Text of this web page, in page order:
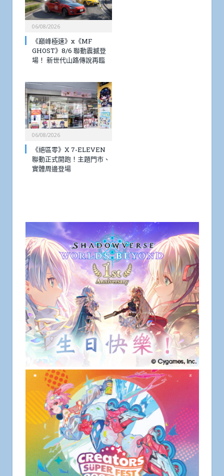
06/08/2026
《巔峰極速》x《MF
GHOST》8/6 聯動震撼登
場！ 新世代山路傳說再臨
06/08/2026
《絕區零》X 7-ELEVEN
聯動正式開跑！主題門市、
實體周邊登場